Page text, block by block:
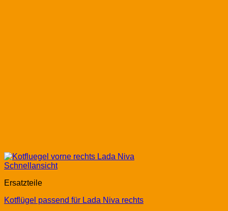
Schnellansicht
Ersatzteile
Kotflügel passend für Lada Niva rechts